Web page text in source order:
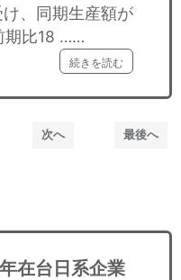
、同期生産額が
期比18 ……
続きを読む
次へ 最後へ
在台日系企業